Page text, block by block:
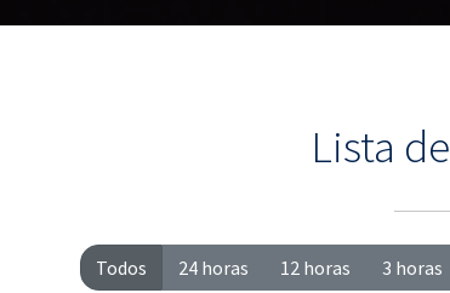
Lista
Todos 24 horas 12 horas 3 horas